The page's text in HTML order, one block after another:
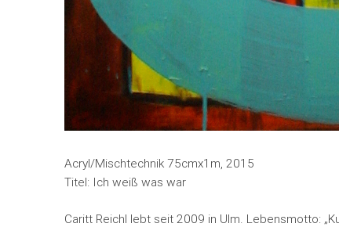
Acryl/Mischtechnik 75cmx1m, 2015
Titel: Ich weiß was war
Caritt Reichl lebt seit 2009 in Ulm. Lebensmotto: